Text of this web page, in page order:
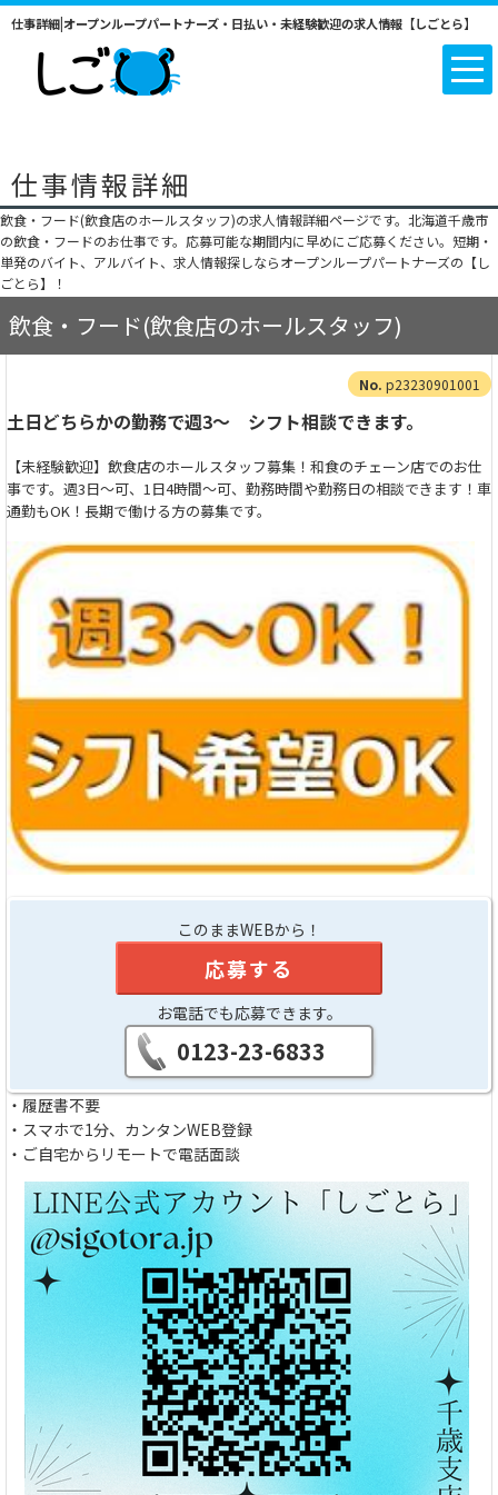
仕事詳細|オープンループパートナーズ・日払い・未経験歓迎の求人情報【しごとら】
仕事情報詳細
飲食・フード(飲食店のホールスタッフ)の求人情報詳細ページです。北海道千歳市
の飲食・フードのお仕事です。応募可能な期間内に早めにご応募ください。短期・
単発のバイト、アルバイト、求人情報探しならオープンループパートナーズの【し
ごとら】！
飲食・フード(飲食店のホールスタッフ)
p23230901001
土日どちらかの勤務で週3～ シフト相談できます。
【未経験歓迎】飲食店のホールスタッフ募集！和食のチェーン店でのお仕
事です。週3日～可、1日4時間～可、勤務時間や勤務日の相談できます！車
通勤もOK！長期で働ける方の募集です。
このままWEBから！
応募する
お電話でも応募できます。
0123-23-6833
・履歴書不要
・スマホで1分、カンタンWEB登録
・ご自宅からリモートで電話面談